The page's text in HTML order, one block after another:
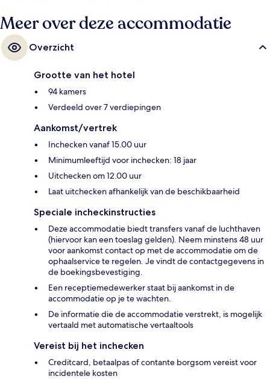
Meer over deze accommodatie
Overzicht
Grootte van het hotel
94 kamers
Verdeeld over 7 verdiepingen
Aankomst/vertrek
Inchecken vanaf 15.00 uur
Minimumleeftijd voor inchecken: 18 jaar
Uitchecken om 12.00 uur
Laat uitchecken afhankelijk van de beschikbaarheid
Speciale incheckinstructies
Deze accommodatie biedt transfers vanaf de luchthaven
(hiervoor kan een toeslag gelden). Neem minstens 48 uur
voor aankomst contact op met de accommodatie om de
ophaalservice te regelen. Je vindt de contactgegevens in
de boekingsbevestiging.
Een receptiemedewerker staat bij aankomst in de
accommodatie op je te wachten.
De informatie die de accommodatie verstrekt, is mogelijk
vertaald met automatische vertaaltools
Vereist bij het inchecken
Creditcard, betaalpas of contante borgsom vereist voor
incidentele kosten